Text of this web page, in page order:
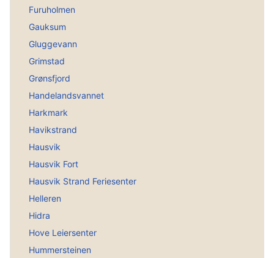
Furuholmen
Gauksum
Gluggevann
Grimstad
Grønsfjord
Handelandsvannet
Harkmark
Havikstrand
Hausvik
Hausvik Fort
Hausvik Strand Feriesenter
Helleren
Hidra
Hove Leiersenter
Hummersteinen